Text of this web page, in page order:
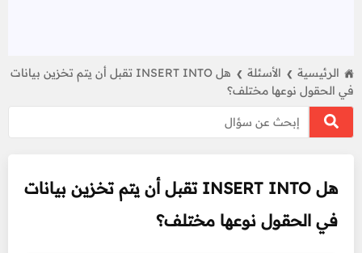
الرئيسية ❯ الأسئلة ❯
هل INSERT INTO تقبل أن يتم تخزين بيانات
في الحقول نوعها مختلف؟
هل INSERT INTO تقبل أن يتم تخزين بيانات
في الحقول نوعها مختلف؟